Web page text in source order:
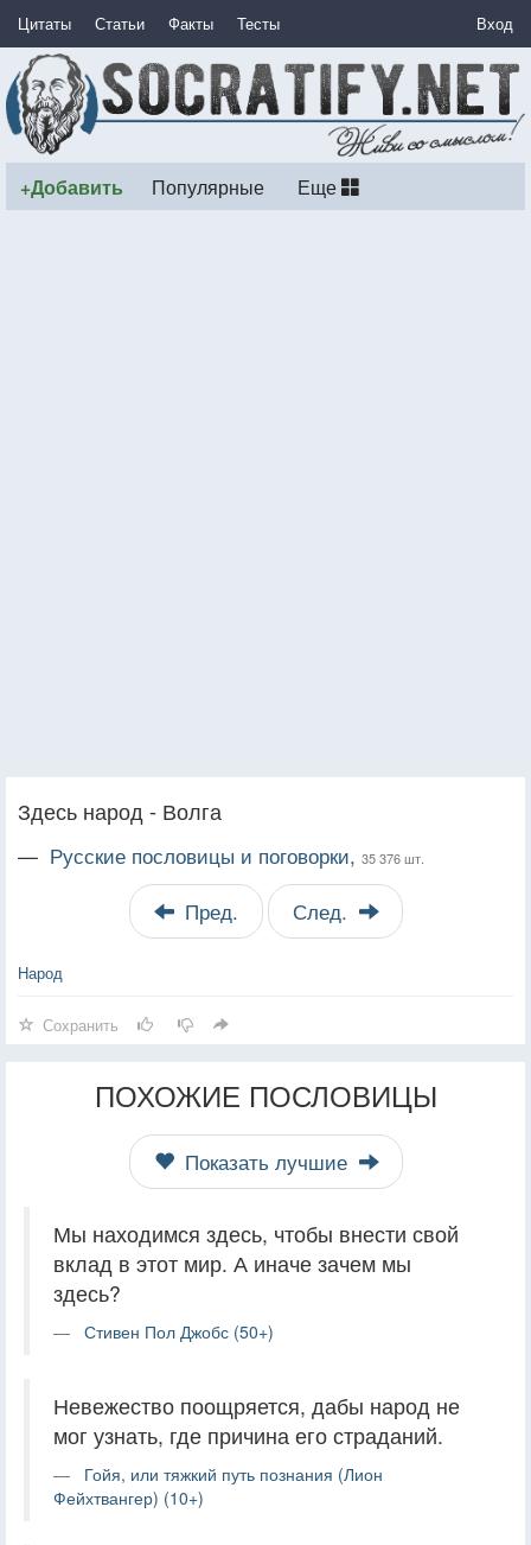
Цитаты Статьи Факты Тесты Вход
+Добавить Популярные Еще
Здесь народ - Волга
— Русские пословицы и поговорки, 35 376 шт.
Пред. След.
Народ
Сохранить
ПОХОЖИЕ ПОСЛОВИЦЫ
Показать лучшие
Мы находимся здесь, чтобы внести свой
вклад в этот мир. А иначе зачем мы
здесь?
Стивен Пол Джобс (50+)
Невежество поощряется, дабы народ не
мог узнать, где причина его страданий.
Гойя, или тяжкий путь познания (Лион
Фейхтвангер) (10+)